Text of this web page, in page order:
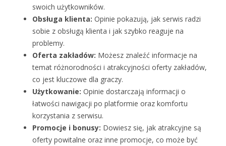
swoich użytkowników.
Obsługa klienta: Opinie pokazują, jak serwis radzi
sobie z obsługą klienta i jak szybko reaguje na
problemy.
Oferta zakładów: Możesz znaleźć informacje na
temat różnorodności i atrakcyjności oferty zakładów,
co jest kluczowe dla graczy.
Użytkowanie: Opinie dostarczają informacji o
łatwości nawigacji po platformie oraz komfortu
korzystania z serwisu.
Promocje i bonusy: Dowiesz się, jak atrakcyjne są
oferty powitalne oraz inne promocje, co może być